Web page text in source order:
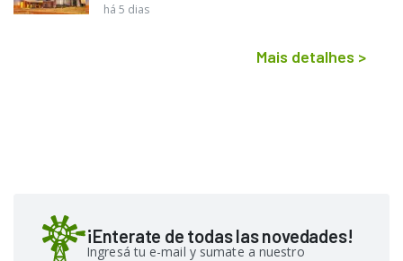
há 5 dias
Mais detalhes >
¡Enterate de todas las novedades!
Ingresá tu e-mail y sumate a nuestro